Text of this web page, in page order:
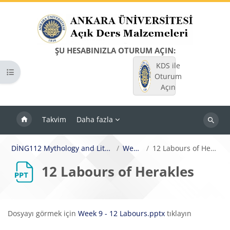
ŞU HESABINIZLA OTURUM AÇIN:
KDS ile
Oturum
Açın
Takvim Daha fazla
Dersleri
Kurs dizinini aç
DİNG112 Mythology and Literature Week 8 12 Labours of Herakles
12 Labours of Herakles
Tamamlama Gereklilikleri
Dosyayı görmek için Week 9 - 12 Labours.pptx tıklayın